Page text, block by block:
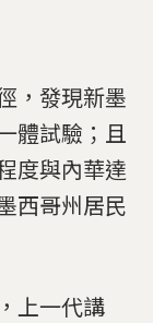
，發現新墨
體試驗；且
度與內華達
西哥州居民
上一代講